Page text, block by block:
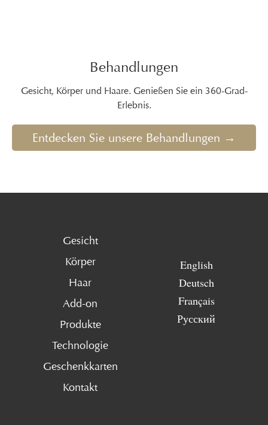
Behandlungen
Gesicht, Körper und Haare. Genießen Sie ein 360-Grad-
Erlebnis.
Entdecken Sie unsere Behandlungen →
Gesicht
Körper
Haar
Add-on
Produkte
Technologie
Geschenkkarten
Kontakt
English
Deutsch
Français
Русский